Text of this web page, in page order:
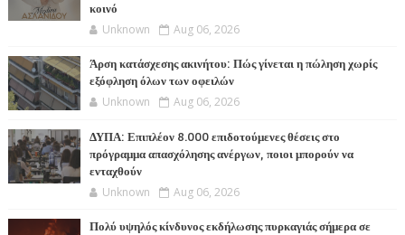
κοινό
Unknown Aug 06, 2026
Άρση κατάσχεσης ακινήτου: Πώς γίνεται η πώληση χωρίς
εξόφληση όλων των οφειλών
Unknown Aug 06, 2026
ΔΥΠΑ: Επιπλέον 8.000 επιδοτούμενες θέσεις στο
πρόγραμμα απασχόλησης ανέργων, ποιοι μπορούν να
ενταχθούν
Unknown Aug 06, 2026
Πολύ υψηλός κίνδυνος εκδήλωσης πυρκαγιάς σήμερα σε